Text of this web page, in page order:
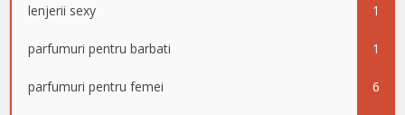
lenjerii sexy 1
parfumuri pentru barbati 1
parfumuri pentru femei 6